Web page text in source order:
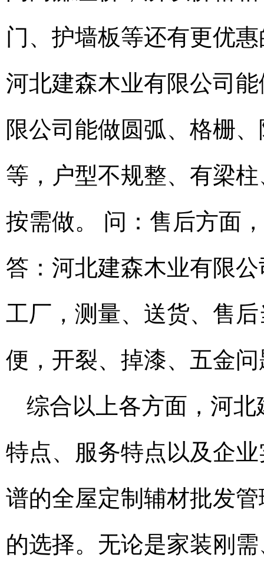
门、护墙板等还有更优
河北建森木业有限公司
限公司能做圆弧、格栅
等，户型不规整、有梁
按需做。 问：售后方面
答：河北建森木业有限
工厂，测量、送货、售
便，开裂、掉漆、五金
综合以上各方面，河
特点、服务特点以及企
谱的全屋定制辅材批发
的选择。无论是家装刚